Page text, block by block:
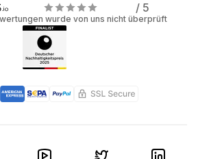
/ 5
wurde von uns nicht überprüft